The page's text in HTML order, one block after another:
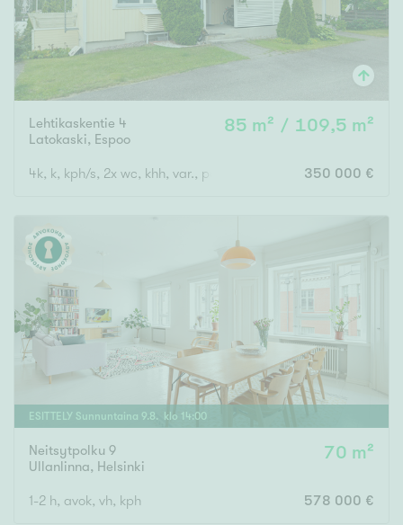
Ominaisuudet
Hissi
Järvi- tai merinäköala
Maalämpö
Oma ranta
Oma sauna
Senioriasunto
Lehtikaskentie 4
Latokaski, Espoo
85 m² / 109,5 m²
4k, k, kph/s, 2x wc, khh, var., parveke, terassi- ja piha-alue
350 000 €
ESITTELY Sunnuntaina 9.8. klo 14:00
Neitsytpolku 9
Ullanlinna, Helsinki
70 m²
1-2 h, avok, vh, kph 578 000 €